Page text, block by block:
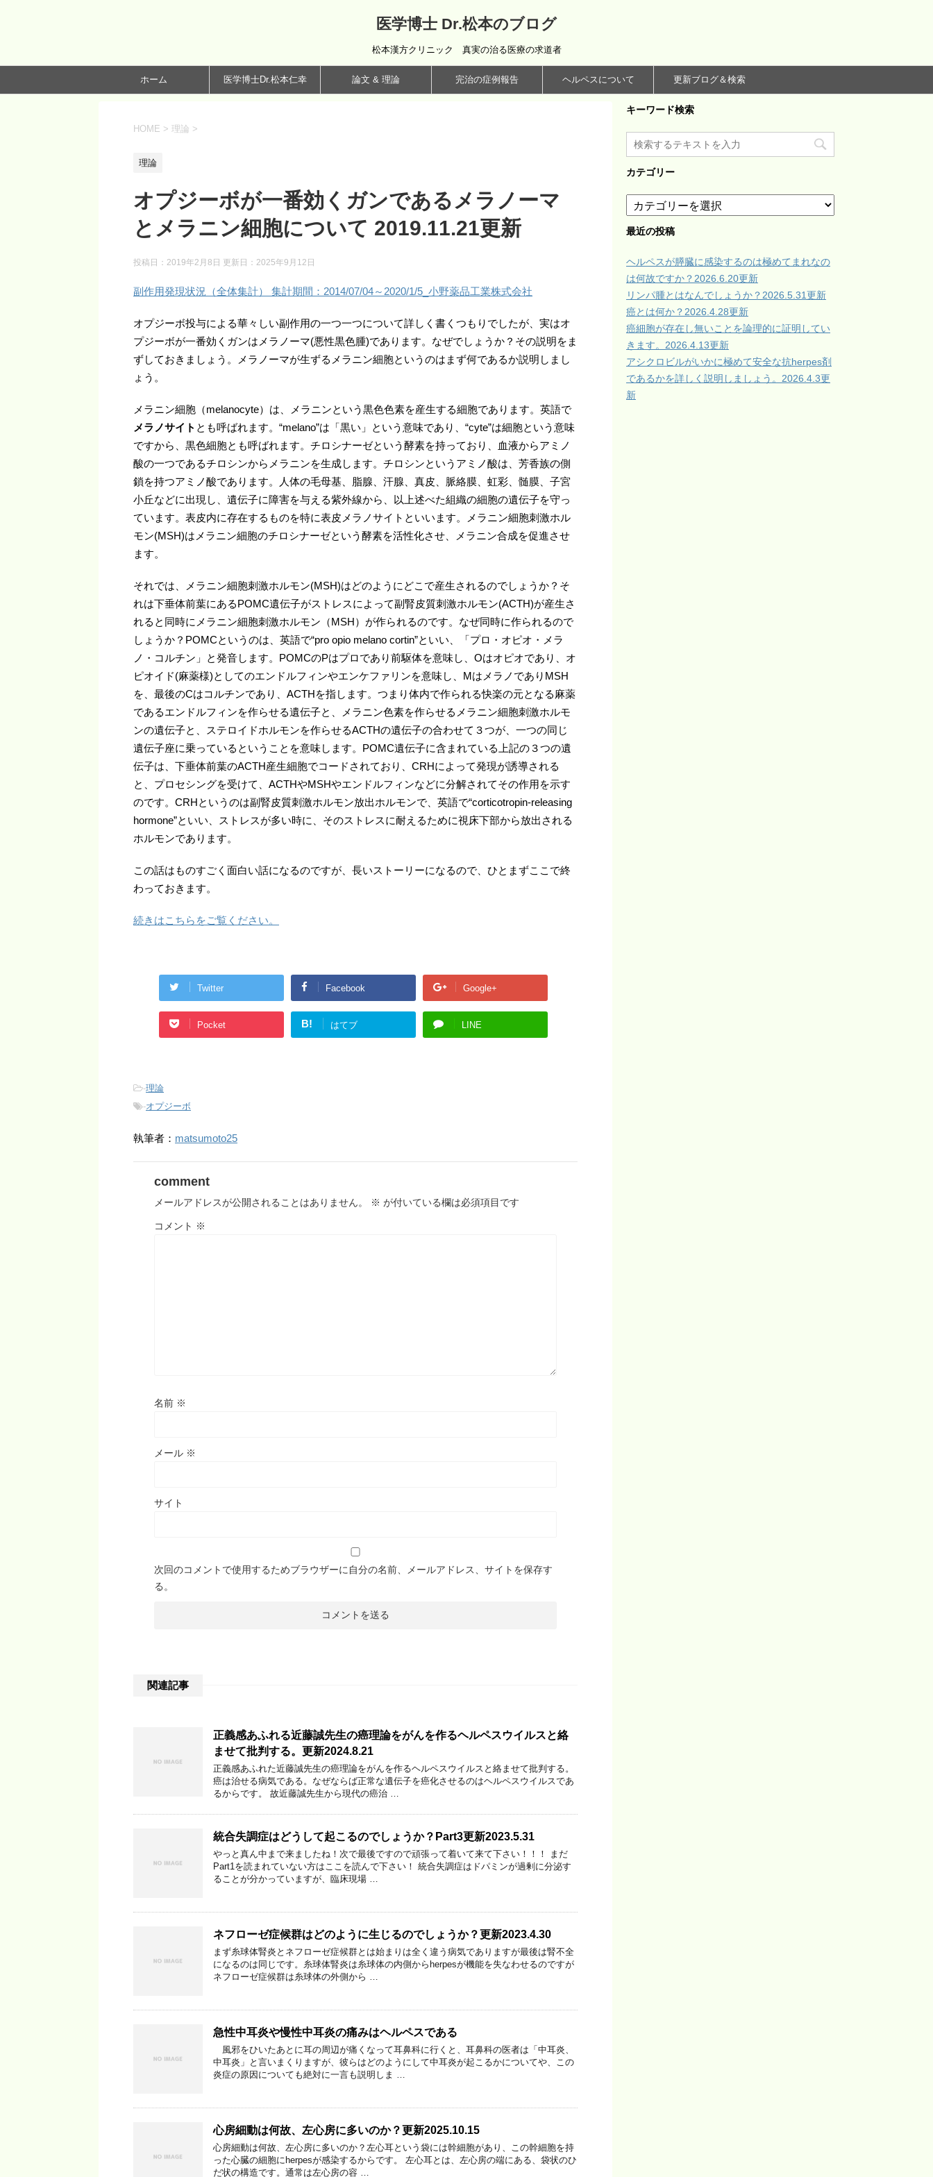
医学博士 Dr.松本のブログ
松本漢方クリニック 真実の治る医療の求道者
ホーム 医学博士Dr.松本仁幸 論文 & 理論 完治の症例報告 ヘルペスについて 更新ブログ＆検索
HOME > 理論 >
理論
オプジーボが一番効くガンであるメラノーマ
とメラニン細胞について 2019.11.21更新
投稿日：2019年2月8日 更新日： 2025年9月12日
副作用発現状況（全体集計） 集計期間：2014/07/04～2020/1/5_小野薬品工業株式会社
オプジーボ投与による華々しい副作用の一つ一つについて詳しく書くつもりでしたが、実はオ
プジーボが一番効くガンはメラノーマ(悪性黒色腫)であります。なぜでしょうか？その説明をま
ずしておきましょう。メラノーマが生ずるメラニン細胞というのはまず何であるか説明しまし
ょう。
メラニン細胞（melanocyte）は、メラニンという黒色色素を産生する細胞であります。英語で
メラノサイト とも呼ばれます。“melano”は「黒い」という意味であり、“cyte”は細胞という意味
ですから、黒色細胞とも呼ばれます。チロシナーゼという酵素を持っており、血液からアミノ
酸の一つであるチロシンからメラニンを生成します。チロシンというアミノ酸は、芳香族の側
鎖を持つアミノ酸であります。人体の毛母基、脂腺、汗腺、真皮、脈絡膜、虹彩、髄膜、子宮
小丘などに出現し、遺伝子に障害を与える紫外線から、以上述べた組織の細胞の遺伝子を守っ
ています。表皮内に存在するものを特に表皮メラノサイトといいます。メラニン細胞刺激ホル
モン(MSH)はメラニン細胞のチロシナーゼという酵素を活性化させ、メラニン合成を促進させ
ます。
それでは、メラニン細胞刺激ホルモン(MSH)はどのようにどこで産生されるのでしょうか？そ
れは下垂体前葉にあるPOMC遺伝子がストレスによって副腎皮質刺激ホルモン(ACTH)が産生さ
れると同時にメラニン細胞刺激ホルモン（MSH）が作られるのです。なぜ同時に作られるので
しょうか？POMCというのは、英語で“pro opio melano cortin”といい、「プロ・オピオ・メラ
ノ・コルチン」と発音します。POMCのPはプロであり前駆体を意味し、Oはオピオであり、オ
ピオイド(麻薬様)としてのエンドルフィンやエンケファリンを意味し、MはメラノでありMSH
を、最後のCはコルチンであり、ACTHを指します。つまり体内で作られる快楽の元となる麻薬
であるエンドルフィンを作らせる遺伝子と、メラニン色素を作らせるメラニン細胞刺激ホルモ
ンの遺伝子と、ステロイドホルモンを作らせるACTHの遺伝子の合わせて３つが、一つの同じ
遺伝子座に乗っているということを意味します。POMC遺伝子に含まれている上記の３つの遺
伝子は、下垂体前葉のACTH産生細胞でコードされており、CRHによって発現が誘導される
と、プロセシングを受けて、ACTHやMSHやエンドルフィンなどに分解されてその作用を示す
のです。CRHというのは副腎皮質刺激ホルモン放出ホルモンで、英語で“corticotropin-releasing
hormone”といい、ストレスが多い時に、そのストレスに耐えるために視床下部から放出される
ホルモンであります。
この話はものすごく面白い話になるのですが、長いストーリーになるので、ひとまずここで終
わっておきます。
続きはこちらをご覧ください。
Twitter Facebook Google+
Pocket B! はてブ LINE
-理論
-オプジーボ
執筆者： matsumoto25
comment
メールアドレスが公開されることはありません。 ※ が付いている欄は必須項目です
コメント ※
名前 ※
メール ※
サイト
次回のコメントで使用するためブラウザーに自分の名前、メールアドレス、サイトを保存す
る。
関連記事
正義感あふれる近藤誠先生の癌理論をがんを作るヘルペスウイルスと絡
ませて批判する。更新2024.8.21
正義感あふれた近藤誠先生の癌理論をがんを作るヘルペスウイルスと絡ませて批判する。
癌は治せる病気である。なぜならば正常な遺伝子を癌化させるのはヘルペスウイルスであ
るからです。 故近藤誠先生から現代の癌治 …
統合失調症はどうして起こるのでしょうか？Part3更新2023.5.31
やっと真ん中まで来ましたね！次で最後ですので頑張って着いて来て下さい！！！ まだ
Part1を読まれていない方はここを読んで下さい！ 統合失調症はドパミンが過剰に分泌す
ることが分かっていますが、臨床現場 …
ネフローゼ症候群はどのように生じるのでしょうか？更新2023.4.30
まず糸球体腎炎とネフローゼ症候群とは始まりは全く違う病気でありますが最後は腎不全
になるのは同じです。糸球体腎炎は糸球体の内側からherpesが機能を失なわせるのですが
ネフローゼ症候群は糸球体の外側から …
急性中耳炎や慢性中耳炎の痛みはヘルペスである
風邪をひいたあとに耳の周辺が痛くなって耳鼻科に行くと、耳鼻科の医者は「中耳炎、
中耳炎」と言いまくりますが、彼らはどのようにして中耳炎が起こるかについてや、この
炎症の原因についても絶対に一言も説明しま …
心房細動は何故、左心房に多いのか？更新2025.10.15
心房細動は何故、左心房に多いのか？左心耳という袋には幹細胞があり、この幹細胞を持
った心臓の細胞にherpesが感染するからです。 左心耳とは、左心房の端にある、袋状のひ
だ状の構造です。通常は左心房の容 …
キーワード検索
カテゴリー
テ
ゴ
ー
最近の投稿
ヘルペスが膵臓に感染するのは極めてまれなの
は何故ですか？2026.6.20更新
リンパ腫とはなんでしょうか？2026.5.31更新
癌とは何か？2026.4.28更新
癌細胞が存在し無いことを論理的に証明してい
きます。2026.4.13更新
アシクロビルがいかに極めて安全な抗herpes剤
であるかを詳しく説明しましょう。2026.4.3更
新